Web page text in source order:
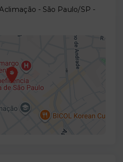
- São Paulo/SP -